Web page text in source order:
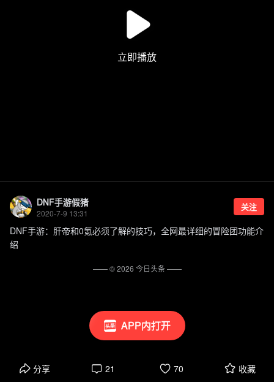
APP内打开
DNF手游假猪
2020-7-9 13:31
关注
DNF手游：肝帝和0氪必须了解的技巧，全网最详细的冒险团功能介
绍
分享 21 70 收藏
—— ©2026 今日头条——